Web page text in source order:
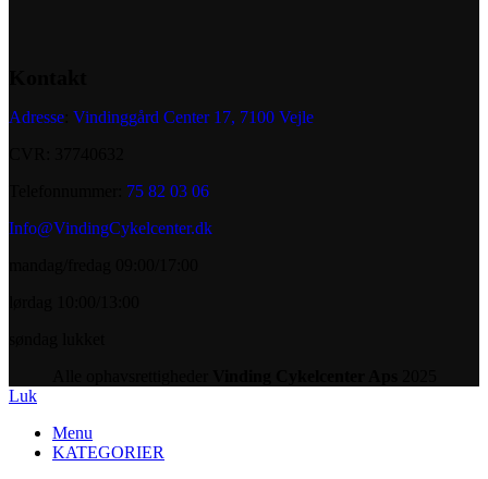
Adresse Vindinggård Center 17, 7100 Vejle
75 82 03 06
Info@VindingCykelcenter.dk
Luk
Menu
KATEGORIER